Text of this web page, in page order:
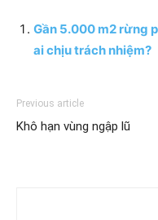
Gần 5.000 m2 rừng
ai chịu trách nhiệm?
Previous article
Khô hạn vùng ngập lũ